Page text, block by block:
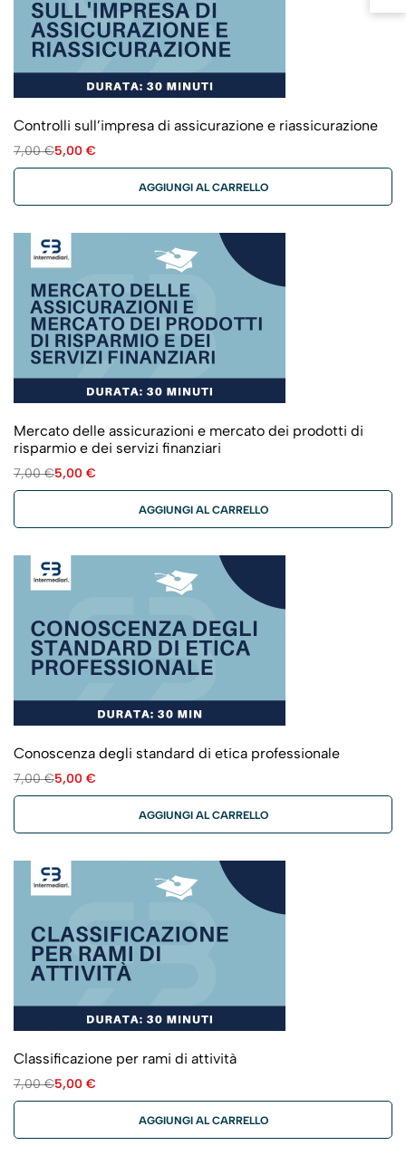
Controlli sull’impresa di assicurazione e riassicurazione
7,00€5,00 €
AGGIUNGI AL CARRELLO
Mercato delle assicurazioni e mercato dei prodotti di
risparmio e dei servizi finanziari
7,00€5,00 €
AGGIUNGI AL CARRELLO
Conoscenza degli standard di etica professionale
7,00€5,00 €
AGGIUNGI AL CARRELLO
Classificazione per rami di attività
7,00€5,00 €
AGGIUNGI AL CARRELLO